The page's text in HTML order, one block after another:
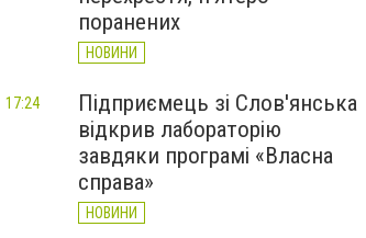
поранених
НОВИНИ
Підприємець зі Слов'янська
відкрив лабораторію
завдяки програмі «Власна
справа»
НОВИНИ
17:24